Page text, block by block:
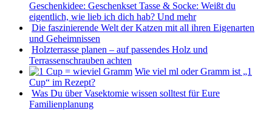
Geschenkidee: Geschenkset Tasse & Socke: Weißt du
eigentlich, wie lieb ich dich hab? Und mehr
Die faszinierende Welt der Katzen mit all ihren Eigenarten
und Geheimnissen
Holzterrasse planen – auf passendes Holz und
Terrassenschrauben achten
Wie viel ml oder Gramm ist „1
Cup“ im Rezept?
Was Du über Vasektomie wissen solltest für Eure
Familienplanung